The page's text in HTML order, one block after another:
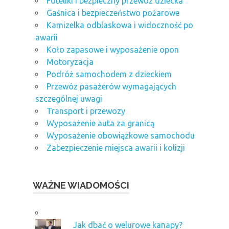
Gaśnica i bezpieczeństwo pożarowe
Kamizelka odblaskowa i widoczność po
awarii
Koło zapasowe i wyposażenie opon
Motoryzacja
Podróż samochodem z dzieckiem
Przewóz pasażerów wymagających
szczególnej uwagi
Transport i przewozy
Wyposażenie auta za granicą
Wyposażenie obowiązkowe samochodu
Zabezpieczenie miejsca awarii i kolizji
WAŻNE WIADOMOŚCI
Jak dbać o welurowe kanapy?